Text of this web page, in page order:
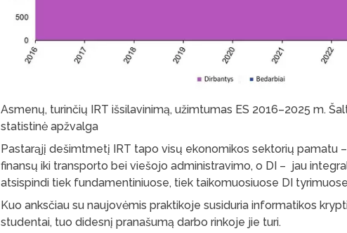
Asmenų, turinčių IRT išsilavinimą, užimtumas ES 2016–2025 m.
statistinė apžvalga
Pastarąjį dešimtmetį IRT tapo visų ekonomikos sektorių pamatu
finansų iki transporto bei viešojo administravimo, o DI – jau
atsispindi tiek fundamentiniuose, tiek taikomuosiuose DI
Kuo anksčiau su naujovėmis praktikoje susiduria informatikos
studentai, tuo didesnį pranašumą darbo rinkoje jie turi.